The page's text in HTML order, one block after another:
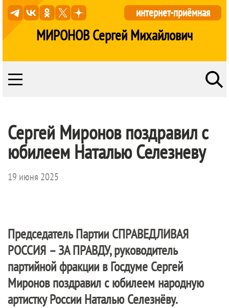
МИРОНОВ Сергей Михайлович
интернет-приёмная
Сергей Миронов поздравил с
юбилеем Наталью Селезневу
19 июня 2025
Председатель Партии СПРАВЕДЛИВАЯ
РОССИЯ – ЗА ПРАВДУ, руководитель
партийной фракции в Госдуме Сергей
Миронов поздравил с юбилеем народную
артистку России Наталью Селезнёву.